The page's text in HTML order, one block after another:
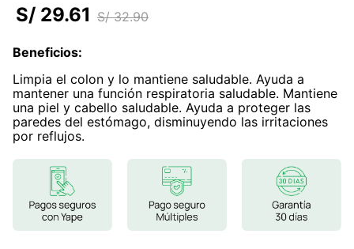
8.
magnesio
9.
stevia
10. proteina
S/ 32.90
S/ 29.61
Beneficios:
Limpia el colon y lo mantiene saludable. Ayuda a
mantener una función respiratoria saludable. Mantiene
una piel y cabello saludable. Ayuda a proteger las
paredes del estómago, disminuyendo las irritaciones
por reflujos.